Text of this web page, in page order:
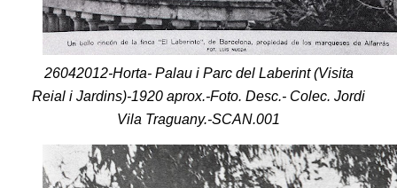
26042012-Horta- Palau i Parc del Laberint (Visita
Reial i Jardins)-1920 aprox.-Foto. Desc.- Colec. Jordi
Vila Traguany.-SCAN.001